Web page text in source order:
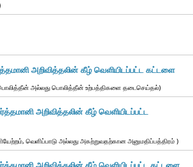
அறிவித்தலின் கீழ் வெளியிடப்பட்ட கட்டளை
அல்லது பொலித்தீன் உற்பத்திகளை தடைசெய்தல்)
அறிவித்தலின் கீழ் வெளியிடப்பட்ட
வெளிப்பாடு அல்லது அகற்றுவதற்கான அனுமதிப்பத்திரம் )